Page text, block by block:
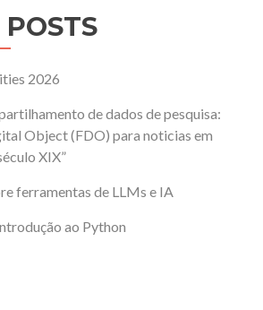
POSTS
2026
de dados de pesquisa:
Object (FDO) para noticias em
XIX”
ferramentas de LLMs e IA
ao Python